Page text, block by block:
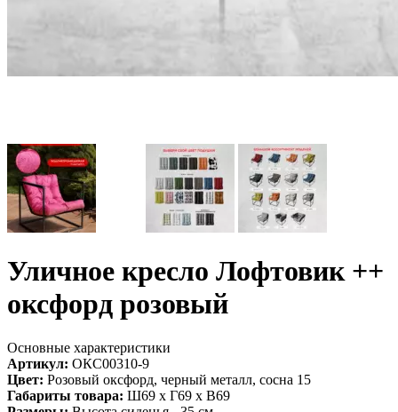
Уличное кресло Лофтовик ++
оксфорд розовый
Основные характеристики
Артикул: ОКС00310-9
Цвет: Розовый оксфорд, черный металл, сосна 15
Габариты товара: Ш69 х Г69 х В69